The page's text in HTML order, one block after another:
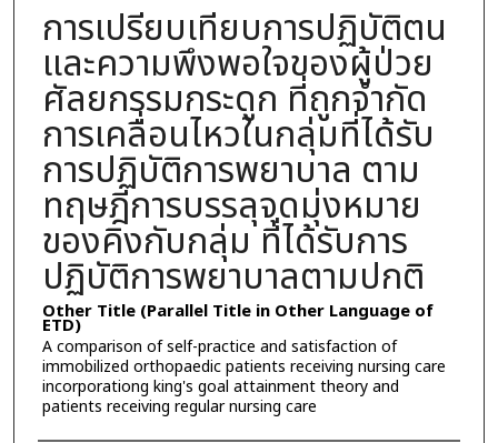
การเปรียบเทียบการปฏิบัติตน
และความพึงพอใจของผู้ป่วย
ศัลยกรรมกระดูก ที่ถูกจำกัด
การเคลื่อนไหวในกลุ่มที่ได้รับ
การปฏิบัติการพยาบาล ตาม
ทฤษฎีการบรรลุจุดมุ่งหมาย
ของคิงกับกลุ่ม ที่ได้รับการ
ปฏิบัติการพยาบาลตามปกติ
Other Title (Parallel Title in Other Language of
ETD)
A comparison of self-practice and satisfaction of
immobilized orthopaedic patients receiving nursing care
incorporationg king's goal attainment theory and
patients receiving regular nursing care